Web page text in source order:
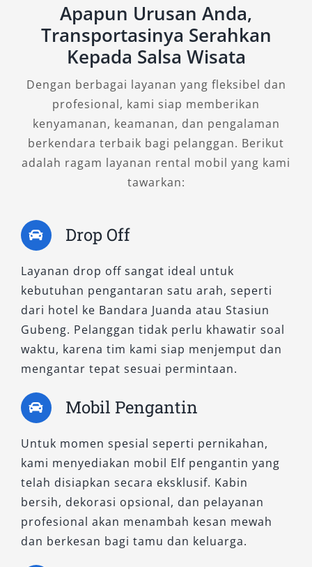
2. Elf Short (11 – 14 Seat)
Elf Short menawarkan kombinasi ideal antara
kenyamanan dan efisiensi. Dengan kapasitas
maksimal 14 penumpang, tipe ini sangat cocok
untuk keluarga besar atau rombongan kecil
yang ingin berwisata di dalam kota maupun
luar kota.
sejuk, jok ergonomis, serta sistem hiburan
yang membuat perjalanan lebih
murah sangat diminati karena manuver
kendaraan ini lebih lincah di jalanan kota tanpa
mengorbankan kenyamanan.
Keunggulan:
Efisien dari sisi bahan bakar dan biaya
sewa
Bisa digunakan untuk antar jemput tamu
hotel, acara pernikahan, atau city tour
3. Elf NLR (Isuzu N Series Terbaru)
Sebagai pilihan terbaru dalam armada kami, Elf
Apapun Urusan Anda,
Transportasinya Serahkan
Kepada Salsa Wisata
Dengan berbagai layanan yang fleksibel dan
profesional, kami siap memberikan
kenyamanan, keamanan, dan pengalaman
berkendara terbaik bagi pelanggan. Berikut
adalah ragam layanan rental mobil yang kami
tawarkan:
Drop Off
Layanan drop off sangat ideal untuk
kebutuhan pengantaran satu arah, seperti
dari hotel ke Bandara Juanda atau Stasiun
Gubeng. Pelanggan tidak perlu khawatir soal
waktu, karena tim kami siap menjemput dan
mengantar tepat sesuai permintaan.
Mobil Pengantin
Untuk momen spesial seperti pernikahan,
kami menyediakan mobil Elf pengantin yang
telah disiapkan secara eksklusif. Kabin
bersih, dekorasi opsional, dan pelayanan
profesional akan menambah kesan mewah
dan berkesan bagi tamu dan keluarga.